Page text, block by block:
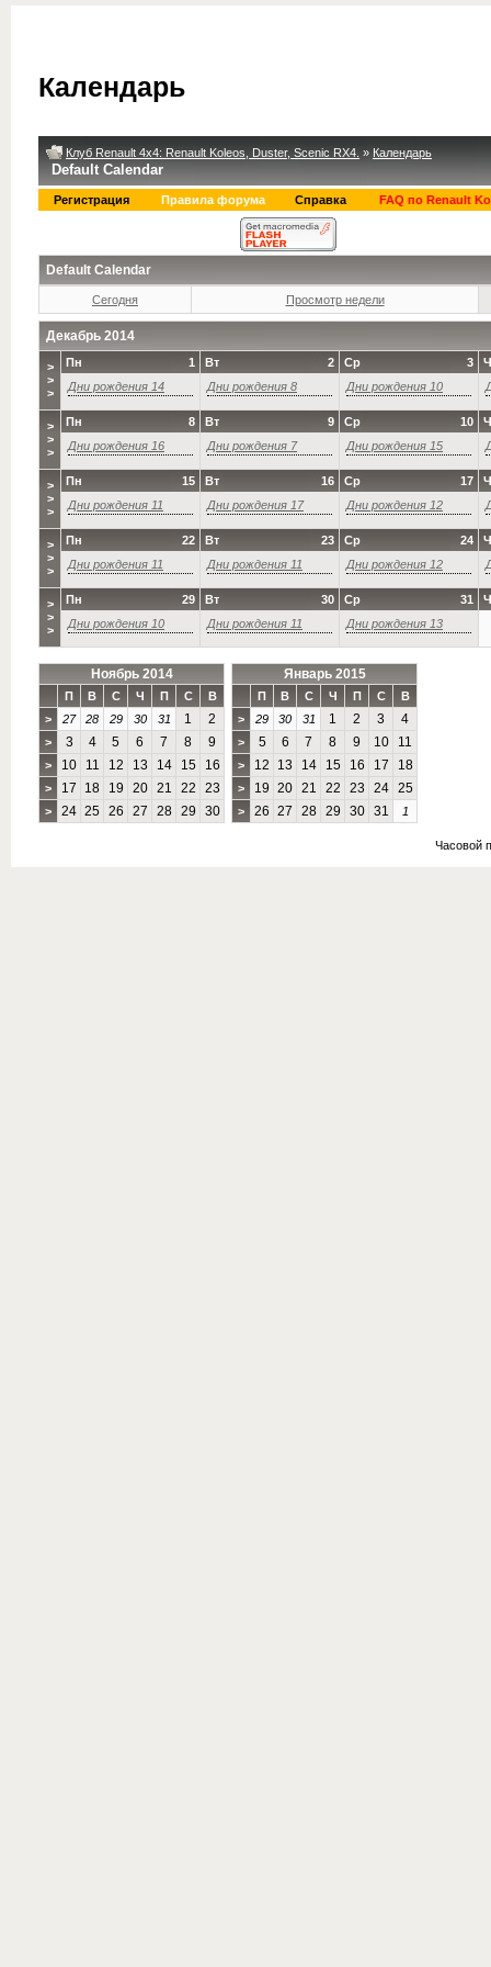
Календарь
Клуб Renault 4x4: Renault Koleos, Duster, Scenic RX4. » Календарь
Default Calendar
Регистрация Правила форума Справка FAQ по Renault
Default Calendar
Сегодня Просмотр недели
Декабрь 2014
>
>
>
1
Пн
Дни рождения 14
2
Вт
Дни рождения 8
3
Ср
Дни рождения 10
>
>
>
8
Пн
Дни рождения 16
9
Вт
Дни рождения 7
10
Ср
Дни рождения 15
>
>
>
15
Пн
Дни рождения 11
16
Вт
Дни рождения 17
17
Ср
Дни рождения 12
>
>
>
22
Пн
Дни рождения 11
23
Вт
Дни рождения 11
24
Ср
Дни рождения 12
>
>
>
29
Пн
Дни рождения 10
30
Вт
Дни рождения 11
31
Ср
Дни рождения 13
Ноябрь 2014
П В С Ч П С
В
>
27 28 29 30 31 1 2
> 3 4 5 6 7 8 9
> 10 11 12 13 14 15 16
> 17 18 19 20 21 22 23
> 24 25 26 27 28 29 30
Январь 2015
П В С Ч П С
В
>
29 30 31 1 2 3 4
> 5 6 7 8 9 10 11
> 12 13 14 15 16 17 18
> 19 20 21 22 23 24 25
> 26 27 28 29 30 31 1
Часовой